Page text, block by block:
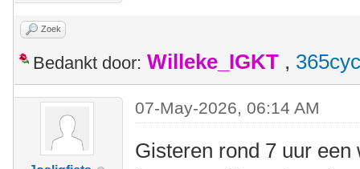
Zoek
Bedankt door: Willeke_IGKT ,
07-May-2026, 06:14 AM
Gisteren rond 7 uur